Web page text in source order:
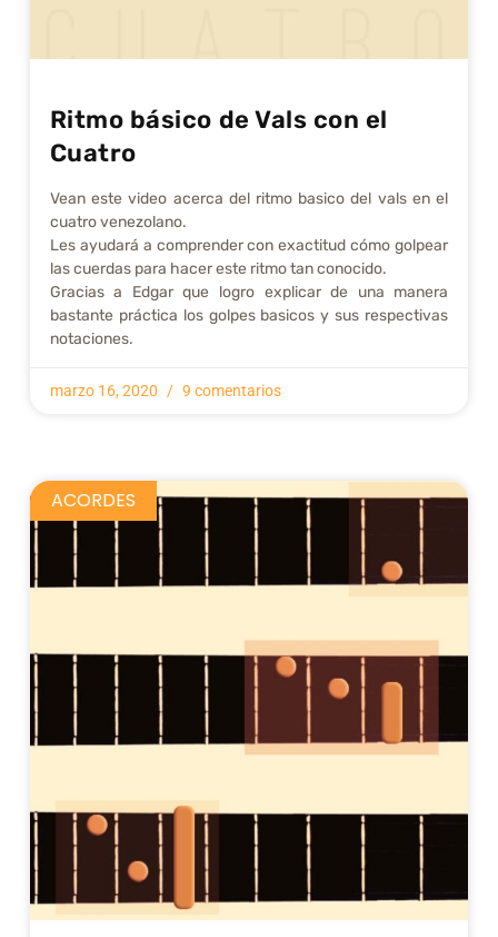
Ritmo básico de Vals con el
Cuatro
Vean este video acerca del ritmo basico del vals en el
cuatro venezolano.
Les ayudará a comprender con exactitud cómo golpear
las cuerdas para hacer este ritmo tan conocido.
Gracias a Edgar que logro explicar de una manera
bastante práctica los golpes basicos y sus respectivas
notaciones.
marzo 16, 2020 9 comentarios
ACORDES